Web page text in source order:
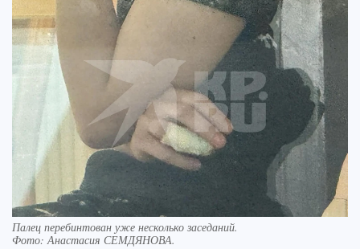
Палец перебинтован уже несколько заседаний.
Фото:Анастасия СЕМДЯНОВА.